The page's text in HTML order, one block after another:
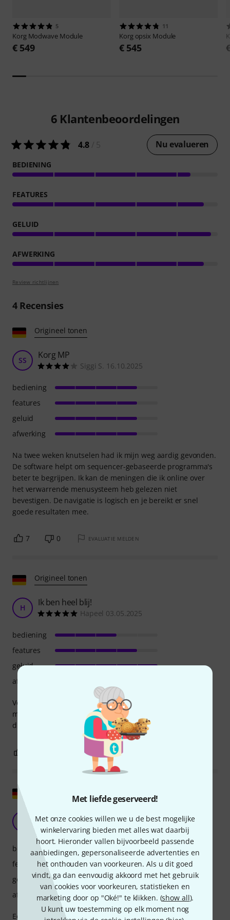
Met liefde geserveerd!
Met onze cookies willen we u de best mogelijke
winkelervaring bieden met alles wat daarbij
hoort. Hieronder vallen bijvoorbeeld passende
aanbiedingen, gepersonaliseerde advertenties en
het onthouden van voorkeuren. Als u dit goed
vindt, ga dan eenvoudig akkoord met het gebruik
van cookies voor voorkeuren, statistieken en
marketing door op "Oké!" te klikken. (show all).
U kunt uw toestemming op elk moment nog
5
Korg Modwave Module
€ 549
11
Korg opsix Module
€ 545
6 Klantenbeoordelingen
4.8 Nu evalueren
BEDIENING
FEATURES
GELUID
AFWERKING
Review richtlijnen
4Recensies
Origineel tonen
SS Korg MP
Siggi S. 16.10.2025
Na twee weken knutselen had ik mijn weg aardig gevonden.
De software helpt om sequencer-gebaseerde programma's
beter te begrijpen. Ik kan de meningen die ik online over
het verwarrende menusysteem heb gelezen niet
bevestigen. De navigatie is logisch en je bereikt er snel
goede resultaten mee.
bediening
features
geluid
afwerking
7 0 EVALUATIE MELDEN
Origineel tonen
H Ik ben heel blij!
Hapeel 03.05.2025
Voor mij is de MP een interessante synthesizer, maar ik
moet nog veel uitproberen; ik ontdek voortdurend nieuwe
dingen. Het kost tijd, maar ik vind het erg leuk.
bediening
features
geluid
afwerking
EVALUATIE MELDEN
Een geweldige allrounder
mart_attacks 30.01.2026
Een absolute krachtpatser: vrijwel analoog, wavetables en
bediening
features
geluid
afwerking